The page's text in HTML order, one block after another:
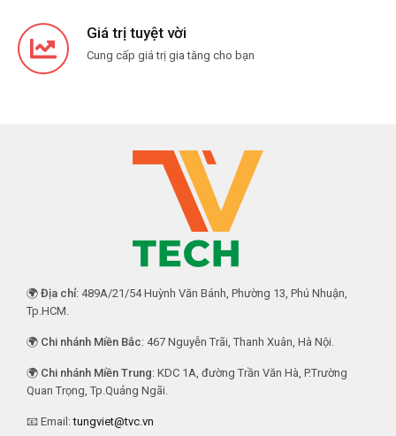
Giá trị tuyệt vời
Cung cấp giá trị gia tăng cho bạn
🌍 Địa chỉ: 489A/21/54 Huỳnh Văn Bánh, Phường 13, Phú Nhuận,
Tp.HCM.
🌍 Chi nhánh Miền Bắc: 467 Nguyễn Trãi, Thanh Xuân, Hà Nội.
🌍 Chi nhánh Miền Trung: KDC 1A, đường Trần Văn Hà, P.Trường
Quan Trọng, Tp.Quảng Ngãi.
📧 Email:tungviet@tvc.vn